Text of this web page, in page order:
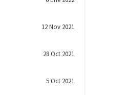
12 Nov 2021
28 Oct 2021
5 Oct 2021